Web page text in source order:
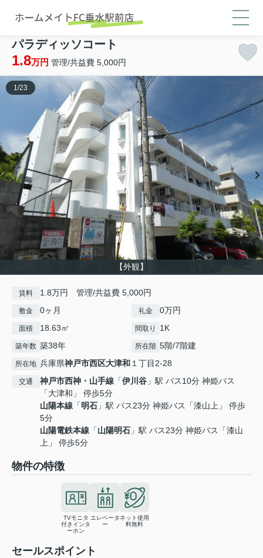
パラディッソコート
1.8万円 管理/共益費 5,000円
【外観】
1/23
賃料 1.8万円 管理/共益費 5,000円
敷金 0ヶ月 礼金 0万円
面積 18.63㎡ 間取り 1K
築年数 築38年 所在階 5階/7階建
所在地 兵庫県神戸市西区大津和１丁目2-28
交通 神戸市西神・山手線 「伊川谷 」駅 バス10分 神姫バス
「大津和」 停歩5分
山陽本線 「明石 」駅 バス23分 神姫バス「漆山上」 停歩
5分
山陽電鉄本線 「山陽明石 」駅 バス23分 神姫バス「漆山
上」 停歩5分
物件の特徴
TVモニタ
付きインタ
ーホン
エレベータ
ー
ネット使用
料無料
セールスポイント